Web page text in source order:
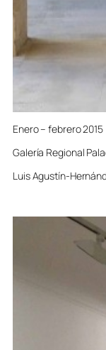
Enero – febrero 2015
Galería Regional
Luis Agustín-